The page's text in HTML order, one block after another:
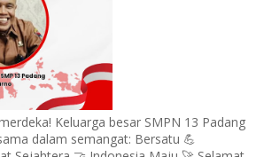
Keluarga besar SMPN 13 Padang
dalam semangat: Bersatu 💪